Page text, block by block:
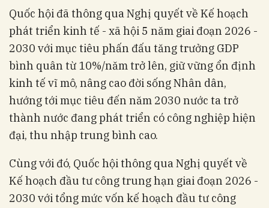
Quốc hội đã thông qua Nghị quyết về Kế hoạch
phát triển kinh tế - xã hội 5 năm giai đoạn 2026 -
2030 với mục tiêu phấn đấu tăng trưởng GDP
bình quân từ 10%/năm trở lên, giữ vững ổn định
kinh tế vĩ mô, nâng cao đời sống Nhân dân,
hướng tới mục tiêu đến năm 2030 nước ta trở
thành nước đang phát triển có công nghiệp hiện
đại, thu nhập trung bình cao.
Cùng với đó, Quốc hội thông qua Nghị quyết về
Kế hoạch đầu tư công trung hạn giai đoạn 2026 -
2030 với tổng mức vốn kế hoạch đầu tư công